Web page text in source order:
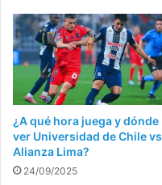
¿A qué hora juega y dónde
ver Universidad de Chile vs
Alianza Lima?
24/09/2025